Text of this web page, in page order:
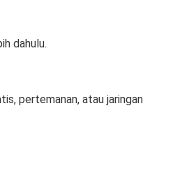
dahulu.
pertemanan, atau jaringan